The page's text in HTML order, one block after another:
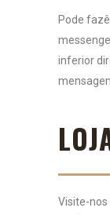
Pode
inferior
Visite-nos